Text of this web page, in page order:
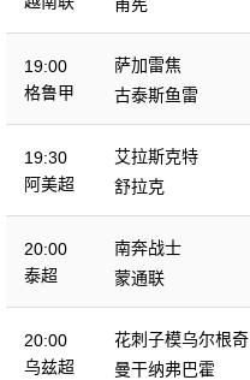
19:00
格鲁甲
萨加雷焦
古泰斯鱼雷
19:30
阿美超
艾拉斯克特
舒拉克
20:00
泰超
南奔战士
蒙通联
20:00
乌兹超
花刺子模乌尔根奇
曼干纳弗巴霍